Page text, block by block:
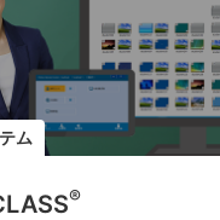
ム
®